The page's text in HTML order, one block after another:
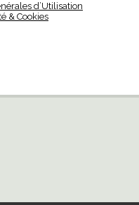
d’Utilisation
& Cookies